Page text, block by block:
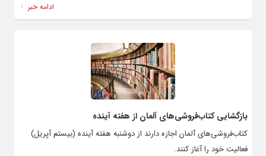
ادامه خبر
بازگشایی کتاب‌فروشی‌های آلمان از هفته آینده
کتاب‌فروشی‌های آلمان اجازه دارند از دوشنبه هفته آینده (بیستم آپریل)
فعالیت خود را آغاز کنند.